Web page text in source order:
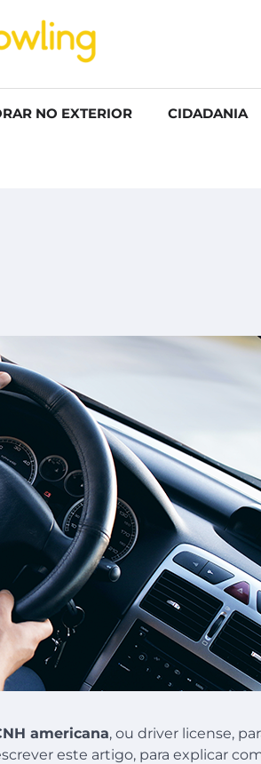
NO EXTERIOR CIDADANIA
americana, ou driver license,
este artigo, para explicar